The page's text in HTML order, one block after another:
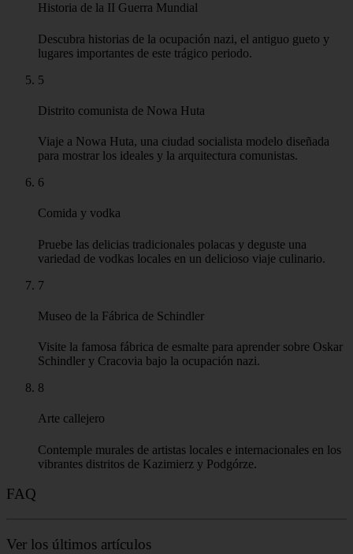
Historia de la II Guerra Mundial
Descubra historias de la ocupación nazi, el antiguo gueto y
lugares importantes de este trágico periodo.
5
Distrito comunista de Nowa Huta
Viaje a Nowa Huta, una ciudad socialista modelo diseñada
para mostrar los ideales y la arquitectura comunistas.
6
Comida y vodka
Pruebe las delicias tradicionales polacas y deguste una
variedad de vodkas locales en un delicioso viaje culinario.
7
Museo de la Fábrica de Schindler
Visite la famosa fábrica de esmalte para aprender sobre Oskar
Schindler y Cracovia bajo la ocupación nazi.
8
Arte callejero
Contemple murales de artistas locales e internacionales en los
vibrantes distritos de Kazimierz y Podgórze.
FAQ
Ver los últimos artículos